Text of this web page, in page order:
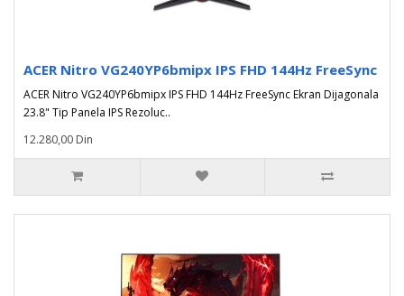
ACER Nitro VG240YP6bmipx IPS FHD 144Hz FreeSync
ACER Nitro VG240YP6bmipx IPS FHD 144Hz FreeSync Ekran Dijagonala
23.8" Tip Panela IPS Rezoluc..
12.280,00 Din